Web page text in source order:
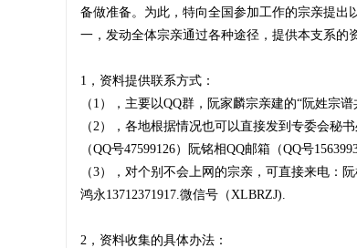
备做准备。为此，特向全国参加工作的宗亲提出
一，发动全体宗亲通过各种途径，提供本支系的
1，资料提供联系方式：
（1），主要以QQ群，阮家麟宗亲建的“阮姓宗谱
（2），各地根据情况也可以直接发到专委会秘
（QQ号47599126）阮铭相QQ邮箱（QQ号
（3），对个别不会上网的宗亲，可直接来电：
鸿永13712371917.微信号（XLBRZJ).
2，资料收集的具体办法：